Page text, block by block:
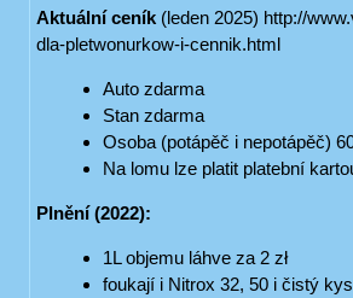
Aktuální ceník (leden 2025) http://
dla-pletwonurkow-i-cennik.html
Auto zdarma
Stan zdarma
Osoba (potápěč i nepotápěč)
Na lomu lze platit platební
Plnění (2022):
1L objemu láhve za 2 zł
foukají i Nitrox 32, 50 i čistý